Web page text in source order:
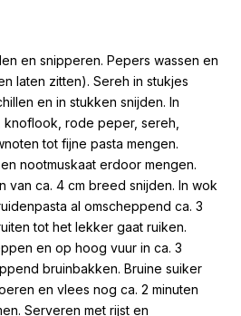
en snipperen. Pepers wassen en
laten zitten). Sereh in stukjes
en in stukken snijden. In
knoflook, rode peper, sereh,
tot fijne pasta mengen.
nootmuskaat erdoor mengen.
van ca. 4 cm breed snijden. In wok
al omscheppend ca. 3
tot het lekker gaat ruiken.
en op hoog vuur in ca. 3
bruinbakken. Bruine suiker
en vlees nog ca. 2 minuten
Serveren met rijst en